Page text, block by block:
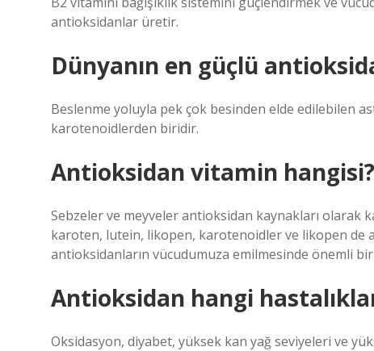
antioksidanlar üretir.
Dünyanın en güçlü
Beslenme yoluyla pek çok besinden elde edilebilen
karotenoidlerden biridir.
Antioksidan vitamin hangisi?
Sebzeler ve meyveler antioksidan kaynakları olarak
karoten, lutein, likopen, karotenoidler ve likopen de
antioksidanların vücudumuza emilmesinde önemli
Antioksidan hangi
Oksidasyon, diyabet, yüksek kan yağ seviyeleri ve